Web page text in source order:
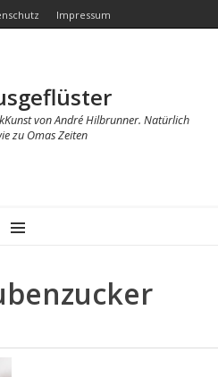
Impressum
von André Hilbrunner. Natürlich
zu Omas Zeiten
MENU